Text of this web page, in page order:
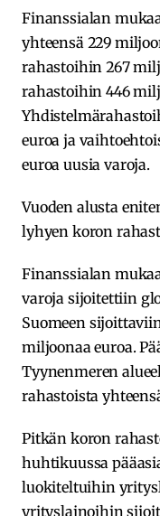
Finanssialan
yhteensä 229
rahastoihin 267
rahastoihin 446
euroa ja
euroa uusia varoja.
Vuoden alusta
lyhyen koron
Finanssialan
varoja sijoitettiin
Suomeen
miljoonaa euroa.
Tyynenmeren
rahastoista
Pitkän koron
huhtikuussa
luokiteltuihin
yrityslainoihin